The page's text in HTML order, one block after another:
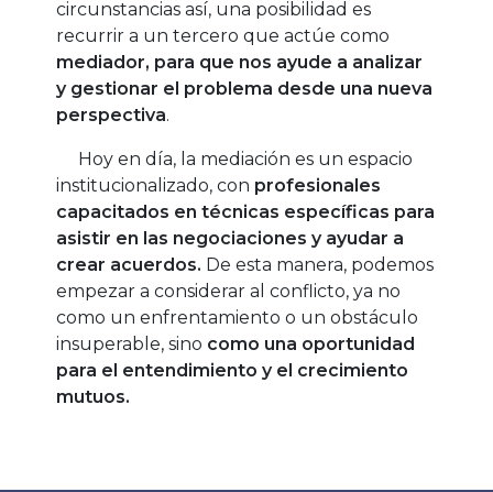
circunstancias así, una posibilidad es
recurrir a un tercero que actúe como
mediador, para que nos ayude a analizar
y gestionar el problema desde una nueva
perspectiva.
Hoy en día, la mediación es un espacio
institucionalizado, con profesionales
capacitados en técnicas específicas para
asistir en las negociaciones y ayudar a
crear acuerdos. De esta manera, podemos
empezar a considerar al conflicto, ya no
como un enfrentamiento o un obstáculo
insuperable, sino como una oportunidad
para el entendimiento y el crecimiento
mutuos.